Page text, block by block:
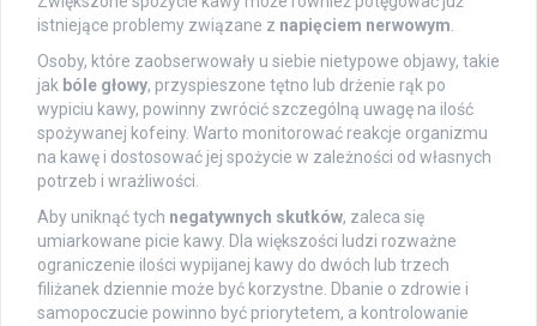
istniejące problemy związane z napięciem nerwowym
Osoby, które zaobserwowały u siebie nietypowe objawy, takie
jak bóle głowy, przyspieszone tętno lub drżenie rąk po
wypiciu kawy, powinny zwrócić szczególną uwagę na ilość
spożywanej kofeiny. Warto monitorować reakcje organizmu
na kawę i dostosować jej spożycie w zależności od własnych
potrzeb i wrażliwości.
Aby uniknąć tych negatywnych skutków, zaleca się
umiarkowane picie kawy. Dla większości ludzi rozważne
ograniczenie ilości wypijanej kawy do dwóch lub trzech
filiżanek dziennie może być korzystne. Dbanie o zdrowie i
samopoczucie powinno być priorytetem, a kontrolowanie